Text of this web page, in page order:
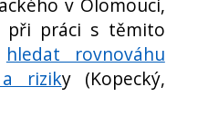
při práci s těmito
hledat rovnováhu
riziky (Kopecký,